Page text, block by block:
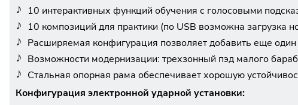
10 интерактивных функций обучения с голосовыми
10 композиций для практики (по USB возможна загрузка
Расширяемая конфигурация позволяет добавить еще
Возможности модернизации: трехзонный пэд малого
Стальная опорная рама обеспечивает хорошую
Конфигурация электронной ударной установки: